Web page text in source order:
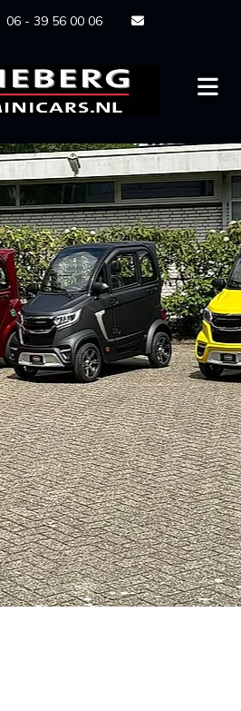
06 - 39 56 00 06 